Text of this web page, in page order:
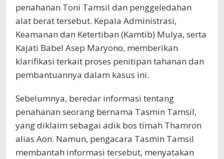
penahanan Toni Tamsil dan penggeledahan
alat berat tersebut. Kepala Administrasi,
Keamanan dan Ketertiban (Kamtib) Mulya, serta
Kajati Babel Asep Maryono, memberikan
klarifikasi terkait proses penitipan tahanan dan
pembantuannya dalam kasus ini.
Sebelumnya, beredar informasi tentang
penahanan seorang bernama Tasmin Tamsil,
yang diklaim sebagai adik bos timah Thamron
alias Aon. Namun, pengacara Tasmin Tamsil
membantah informasi tersebut, menyatakan